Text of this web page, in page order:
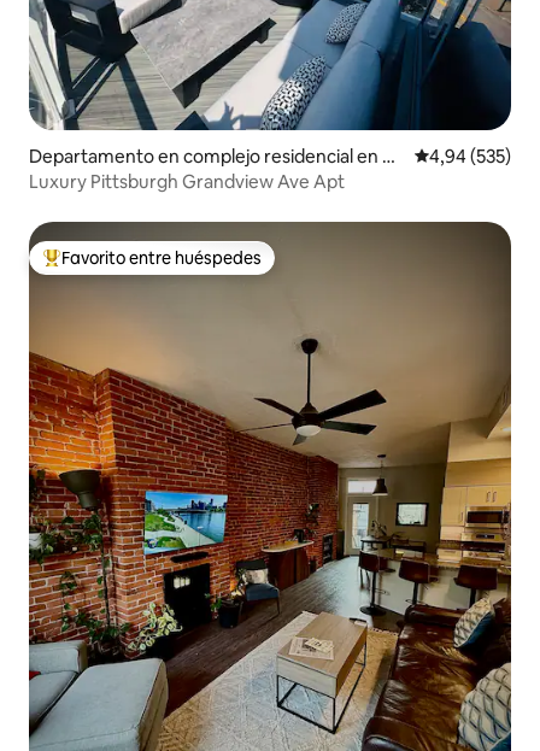
Departamento en complejo residencial en Pit
tsburgh
Calificación
4,94 (535)
Luxury Pittsburgh Grandview Ave Apt
Favorito entre los huéspedes más destacados
Favorito entre huéspedes